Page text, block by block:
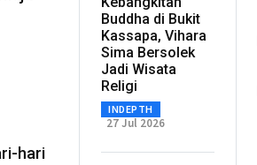
hari
Buddha di Bukit
Kassapa, Vihara
Sima Bersolek
Jadi Wisata
Religi
INDEPTH
27 Jul 2026